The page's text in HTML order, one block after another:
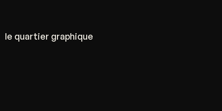
le quartier graphique